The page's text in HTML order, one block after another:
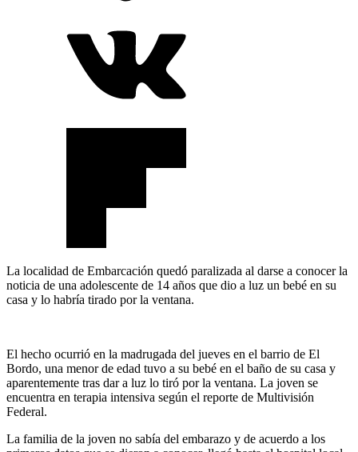
La localidad de Embarcación quedó paralizada al darse a conocer la
noticia de una adolescente de 14 años que dio a luz un bebé en su
casa y lo habría tirado por la ventana.
El hecho ocurrió en la madrugada del jueves en el barrio de El
Bordo, una menor de edad tuvo a su bebé en el baño de su casa y
aparentemente tras dar a luz lo tiró por la ventana. La joven se
encuentra en terapia intensiva según el reporte de Multivisión
Federal.
La familia de la joven no sabía del embarazo y de acuerdo a los